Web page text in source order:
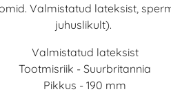
Valmistatud lateksist,
juhuslikult).
Valmistatud lateksist
Tootmisriik - Suurbritannia
Pikkus - 190 mm